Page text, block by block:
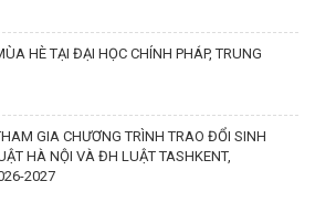
HÈ TẠI ĐẠI HỌC CHÍNH PHÁP, TRUNG
GIA CHƯƠNG TRÌNH TRAO ĐỔI SINH
HÀ NỘI VÀ ĐH LUẬT TASHKENT,
2027